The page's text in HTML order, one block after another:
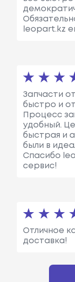
leopart.kz
Запчасти
быстро и
Процесс
удобный.
быстрая и
были в
Спасибо
сервис!
Отличное
доставка!